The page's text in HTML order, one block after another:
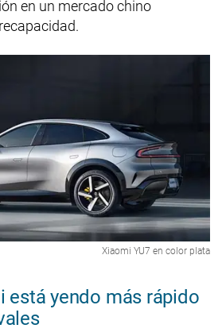
en un mercado chino
Xiaomi YU7 en color plata
está yendo más rápido